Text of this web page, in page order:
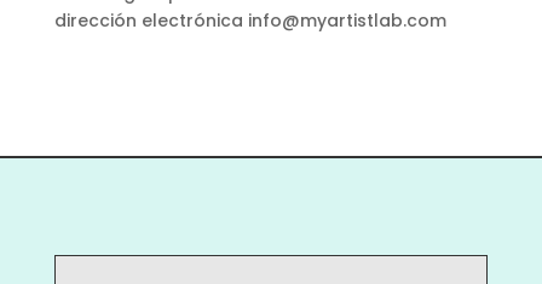
dirección electrónica info@myartistlab.com